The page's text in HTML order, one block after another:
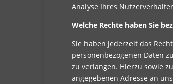
Analyse Ihres
Welche Rechte haben Sie
Sie haben jederzeit das
personenbezogenen Daten
zu verlangen. Hierzu sowie
angegebenen Adresse an